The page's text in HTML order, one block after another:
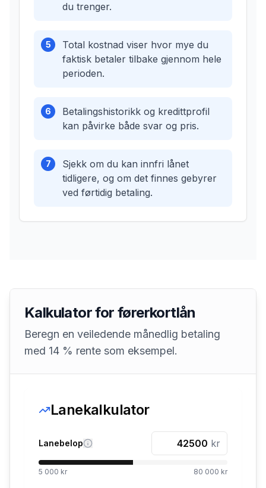
du trenger.
5
Total kostnad viser hvor mye du
faktisk betaler tilbake gjennom hele
perioden.
6
Betalingshistorikk og kredittprofil
kan påvirke både svar og pris.
7
Sjekk om du kan innfri lånet
tidligere, og om det finnes gebyrer
ved førtidig betaling.
Kalkulator for førerkortlån
Beregn en veiledende månedlig betaling
med 14 % rente som eksempel.
Lanekalkulator
Lanebelop kr
5 000 kr 80 000 kr